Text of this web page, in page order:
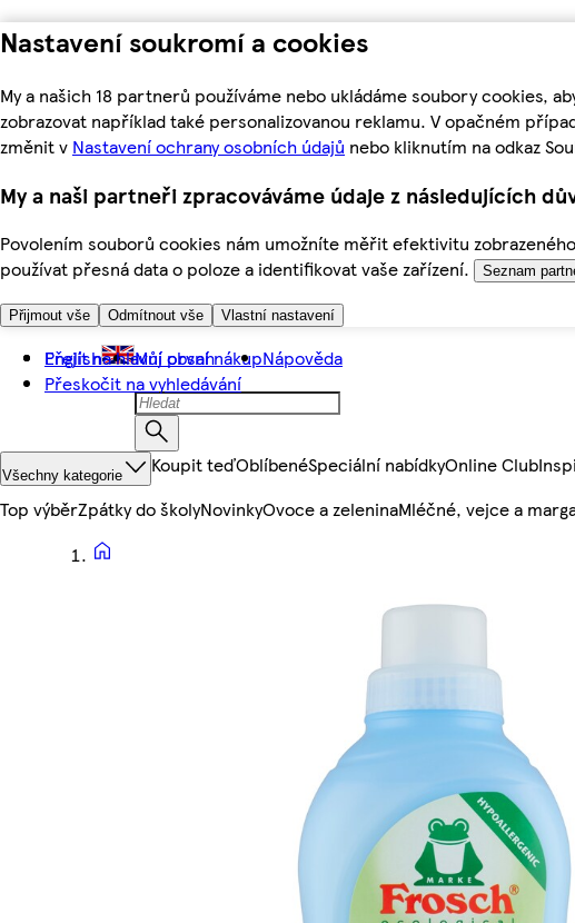
Nastavení soukromí a cookies
My a našich 18 partnerů používáme nebo ukládáme soubory cookies,
zobrazovat například také personalizovanou reklamu. V opačném
změnit v Nastavení ochrany osobních údajů nebo kliknutím na odkaz
My a naši partneři zpracováváme údaje z následujících
Povolením souborů cookies nám umožníte měřit efektivitu
používat přesná data o poloze a identifikovat vaše zařízení.
Seznam
Přijmout vše Odmítnout vše Vlastní nastavení
Přejít na hlavní obsah
Přeskočit na vyhledávání
English Můj první nákupNápověda
Všechny kategorie Koupit teďOblíbenéSpeciální nabídkyOnline Club
Top výběrZpátky do školyNovinkyOvoce a zeleninaMléčné, vejce a